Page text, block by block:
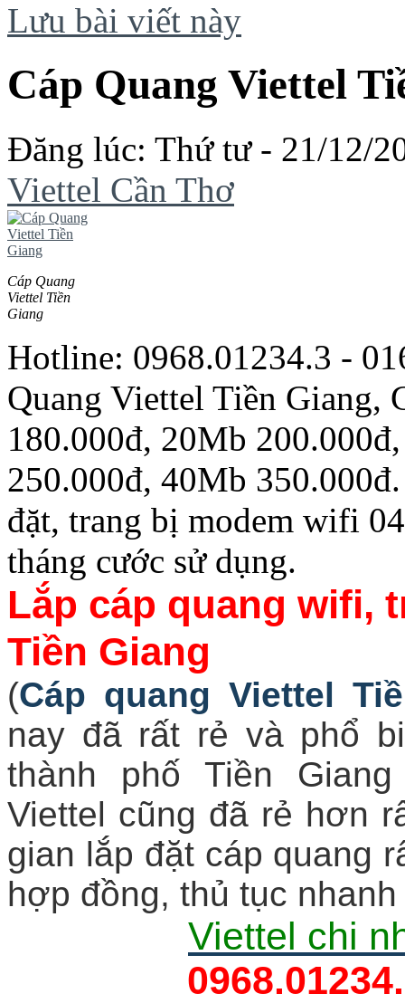
Lưu bài viết này
Cáp Quang Viettel
Đăng lúc: Thứ tư - 21/12/
Viettel Cần Thơ
Cáp Quang
Viettel Tiền
Giang
Hotline: 0968.01234.3 -
Quang Viettel Tiền Giang,
180.000đ, 20Mb
250.000đ, 40Mb
đặt, trang bị modem wifi
tháng cước sử dụng.
Lắp cáp quang wifi,
Tiền Giang
(Cáp quang Viettel
nay đã rất rẻ và phổ
thành phố Tiền
Viettel cũng đã rẻ hơn
gian lắp đặt cáp quang
hợp đồng, thủ tục
Viettel chi